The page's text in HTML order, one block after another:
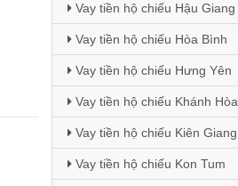
Vay tiền hộ chiếu Hậu Giang
Vay tiền hộ chiếu Hòa Bình
Vay tiền hộ chiếu Hưng Yên
Vay tiền hộ chiếu Khánh Hòa
Vay tiền hộ chiếu Kiên Giang
Vay tiền hộ chiếu Kon Tum